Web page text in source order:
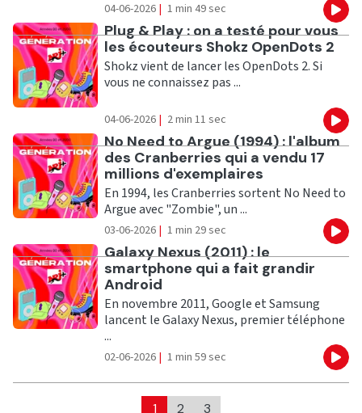
04-06-2026 | 1 min 49 sec
Ecouter
Plug & Play : on a testé pour vous
les écouteurs Shokz OpenDots 2
Shokz vient de lancer les OpenDots 2. Si
vous ne connaissez pas ...
04-06-2026 | 2 min 11 sec
Ecouter
No Need to Argue (1994) : l'album
des Cranberries qui a vendu 17
millions d'exemplaires
En 1994, les Cranberries sortent No Need to
Argue avec "Zombie", un ...
03-06-2026 | 1 min 29 sec
Ecouter
Galaxy Nexus (2011) : le
smartphone qui a fait grandir
Android
En novembre 2011, Google et Samsung
lancent le Galaxy Nexus, premier téléphone
...
02-06-2026 | 1 min 59 sec
1 2 3